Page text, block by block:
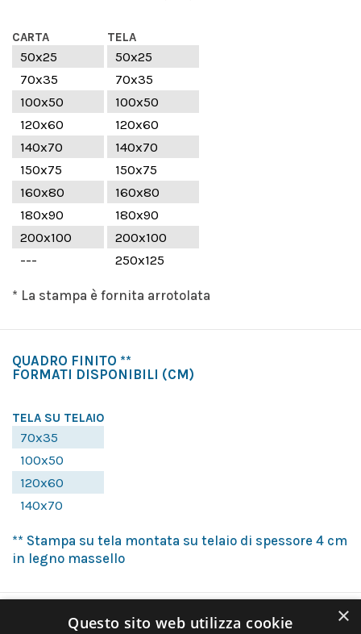
CARTA TELA
50x25
50x25
70x35
70x35
100x50
100x50
120x60
120x60
140x70
140x70
150x75
150x75
160x80
160x80
180x90
180x90
200x100
200x100
---
250x125
* La stampa è fornita arrotolata
QUADRO FINITO **
FORMATI DISPONIBILI (CM)
TELA SU TELAIO
70x35
100x50
120x60
140x70
** Stampa su tela montata su telaio di spessore 4 cm
in legno massello
×
Questo sito web utilizza cookie